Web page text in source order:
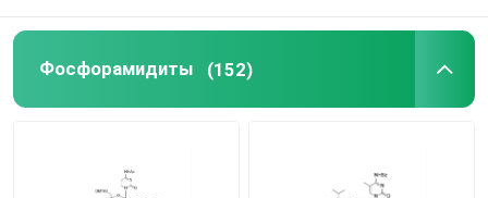
Фосфорамидиты (152)